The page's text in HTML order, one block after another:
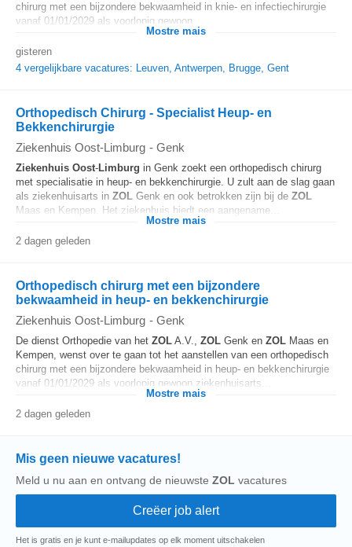
chirurg met een bijzondere bekwaamheid in knie- en infectiechirurgie
vanaf 01/01/2029 als voorlopig gewoon...
Mostre mais
gisteren
4 vergelijkbare vacatures: Leuven, Antwerpen, Brugge, Gent
Orthopedisch Chirurg - Specialist Heup- en
Bekkenchirurgie
Ziekenhuis Oost-Limburg - Genk
Ziekenhuis Oost-Limburg in Genk zoekt een orthopedisch chirurg
met specialisatie in heup- en bekkenchirurgie. U zult aan de slag gaan
als ziekenhuisarts in ZOL Genk en ook betrokken zijn bij de ZOL
Maas en Kempen. Het ziekenhuis biedt een aangename...
Mostre mais
2 dagen geleden
Orthopedisch chirurg met een bijzondere
bekwaamheid in heup- en bekkenchirurgie
Ziekenhuis Oost-Limburg - Genk
De dienst Orthopedie van het ZOL A.V., ZOL Genk en ZOL Maas en
Kempen, wenst over te gaan tot het aanstellen van een orthopedisch
chirurg met een bijzondere bekwaamheid in heup- en bekkenchirurgie
vanaf 01/01/2029 als voorlopig gewoon ziekenhuisarts...
Mostre mais
2 dagen geleden
Mis geen nieuwe vacatures!
Meld u nu aan en ontvang de nieuwste ZOL vacatures
Het is gratis en je kunt e-mailupdates op elk moment uitschakelen